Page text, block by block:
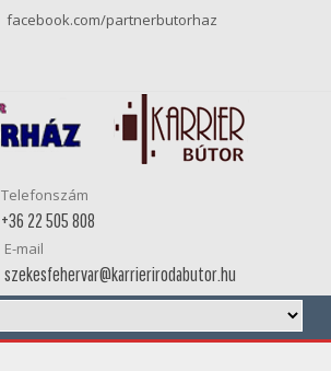
facebook.com/partnerbutorhaz
Telefonszám
+36 22 505 808
E-mail
szekesfehervar@karrierirodabutor.hu